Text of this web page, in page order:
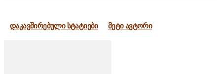
დაკავშირებული სტატიები მეტი ავტორი